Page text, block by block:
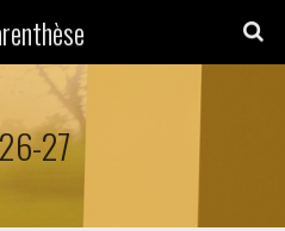
27